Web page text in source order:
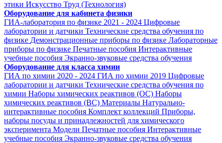
этики Искусство Труд (Технология)
Оборудование для кабинета физики
ГИА-лаборатория по физике 2021 - 2024 Цифровые
лаборатории и датчики Технические средства обучения по
физике Демонстрационные приборы по физике Лабораторные
приборы по физике Печатные пособия Интерактивные
учебные пособия Экранно-звуковые средства обучения
Оборудование для класса химии
ГИА по химии 2020 - 2024 ГИА по химии 2019 Цифровые
лаборатории и датчики Технические средства обучения по
химии Наборы химических реактивов (ОС) Наборы
химических реактивов (ВС) Материалы Натурально-
интерактивные пособия Комплект коллекций Приборы,
наборы посуды и принадлежностей для химического
эксперимента Модели Печатные пособия Интерактивные
учебные пособия Экранно-звуковые средства обучения